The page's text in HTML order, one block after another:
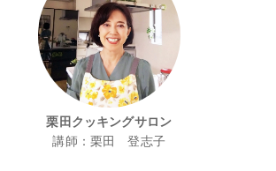
栗田クッキングサロン
講師：栗田 登志子